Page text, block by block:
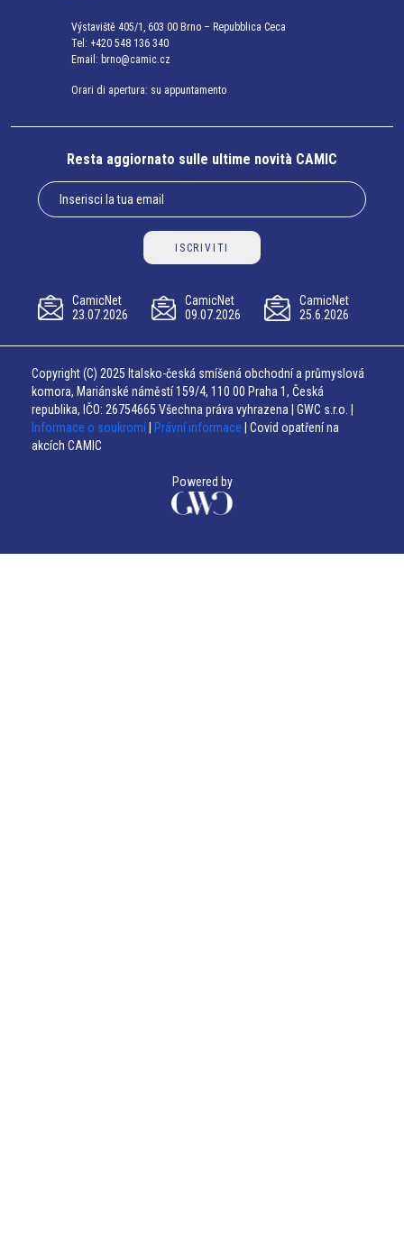
Výstaviště 405/1, 603 00 Brno – Repubblica Ceca
Tel: +420 548 136 340
Email: brno@camic.cz
Orari di apertura: su appuntamento
Resta aggiornato sulle ultime novità CAMIC
ISCRIVITI
CamicNet
23.07.2026
CamicNet
09.07.2026
CamicNet
25.6.2026
Copyright (C) 2025 Italsko-česká smíšená obchodní a průmyslová
komora, Mariánské náměstí 159/4, 110 00 Praha 1, Česká
republika, IČO: 26754665 Všechna práva vyhrazena | GWC s.r.o. |
Informace o soukromí
Právní informace | Covid opatření na
akcích CAMIC
Powered by